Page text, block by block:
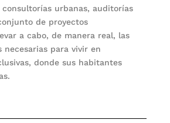
consultorías urbanas, auditorías
de proyectos
a cabo, de manera real, las
necesarias para vivir en
donde sus habitantes